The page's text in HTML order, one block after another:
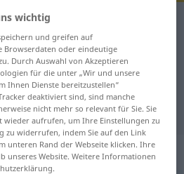
Übersetzung für
Übersetzung
wichtig
und greifen auf
Browserdaten oder eindeutige
Durch Auswahl von Akzeptieren
für die unter „Wir und unsere
Ihnen Dienste bereitzustellen“
deaktiviert sind, sind manche
nicht mehr so relevant für Sie. Sie
wieder aufrufen, um Ihre Einstellungen zu
zu widerrufen, indem Sie auf den Link
unteren Rand der Webseite klicken. Ihre
unseres Website. Weitere Informationen